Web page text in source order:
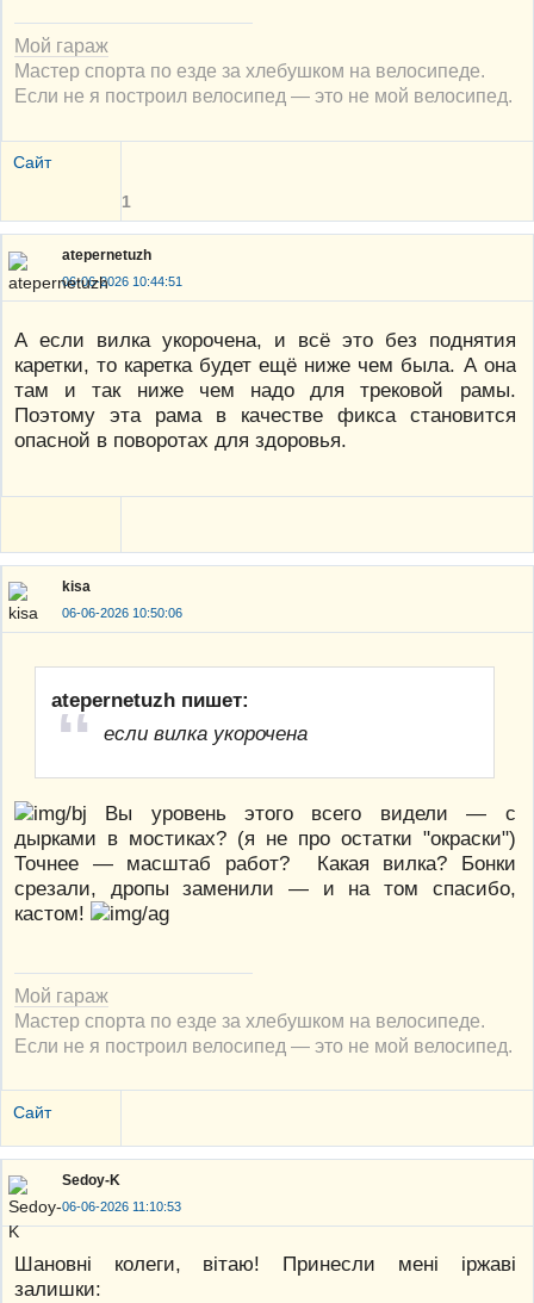
Мой гараж
Мастер спорта по езде за хлебушком на велосипеде.
Если не я построил велосипед — это не мой велосипед.
Сайт
1
atepernetuzh
06-06-2026 10:44:51
А если вилка укорочена, и всё это без поднятия
каретки, то каретка будет ещё ниже чем была. А она
там и так ниже чем надо для трековой рамы.
Поэтому эта рама в качестве фикса становится
опасной в поворотах для здоровья.
kisa
06-06-2026 10:50:06
atepernetuzh пишет:
если вилка укорочена
Вы уровень этого всего видели — с
дырками в мостиках? (я не про остатки "окраски")
Точнее — масштаб работ? Какая вилка? Бонки
срезали, дропы заменили — и на том спасибо,
кастом!
Мой гараж
Мастер спорта по езде за хлебушком на велосипеде.
Если не я построил велосипед — это не мой велосипед.
Сайт
Sedoy-K
06-06-2026 11:10:53
Шановні колеги, вітаю! Принесли мені іржаві
залишки: